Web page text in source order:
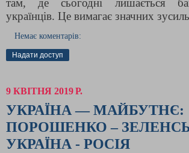
там, де сьогодні лишається
українців. Це вимагає значних
Немає коментарів:
Надати доступ
9 КВІТНЯ 2019 Р.
УКРАЇНА — МАЙБУТНЄ:
ПОРОШЕНКО –
УКРАЇНА - РОСІЯ